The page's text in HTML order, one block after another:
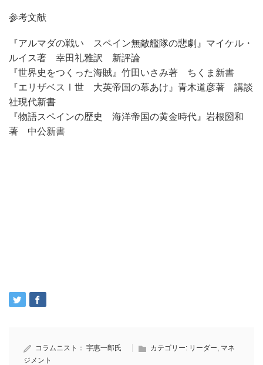
参考文献
『アルマダの戦い スペイン無敵艦隊の悲劇』マイケル・
ルイス著 幸田礼雅訳 新評論
『世界史をつくった海賊』竹田いさみ著 ちくま新書
『エリザベスⅠ世 大英帝国の幕あけ』青木道彦著 講談
社現代新書
『物語スペインの歴史 海洋帝国の黄金時代』岩根圀和
著 中公新書
コラムニスト： 宇惠一郎氏 カテゴリー: リーダー マネ
ジメント